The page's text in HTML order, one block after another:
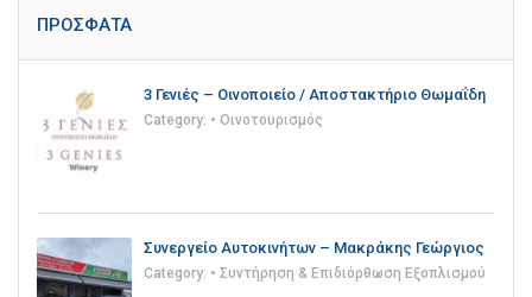
ΠΡΌΣΦΑΤΑ
3 Γενιές – Οινοποιείο / Αποστακτήριο Θωμαΐδη
Category: • Οινοτουρισμός
Συνεργείο Αυτοκινήτων – Μακράκης Γεώργιος
Category: • Συντήρηση & Επιδιόρθωση Εξοπλισμού